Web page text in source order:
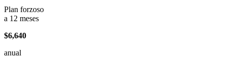
Plan forzoso
a 12 meses
$6,640
anual